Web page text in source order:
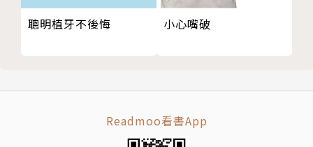
譯者簡介
香課程二階訓練。
理性與感性延伸到嗅覺療法、音樂頌缽初階&進階、臼
聰明植牙不後悔 小心嘴破
Readmoo看書App